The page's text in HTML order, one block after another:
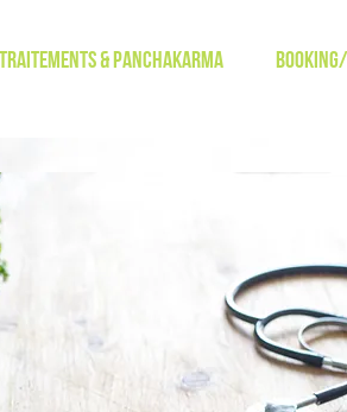
Traitements & Panchakarma